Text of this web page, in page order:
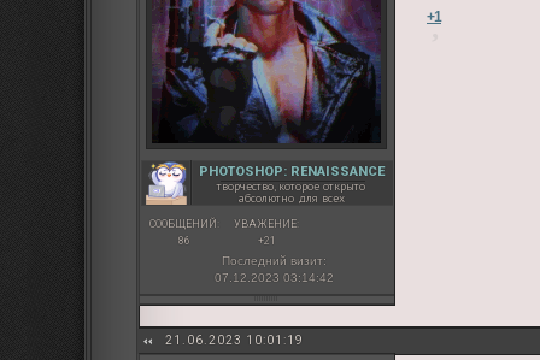
PHOTOSHOP: RENAISSANCE
творчество, которое открыто
абсолютно для всех
СООБЩЕНИЙ:
86
УВАЖЕНИЕ:
+21
Последний визит:
07.12.2023 03:14:42
+1
21.06.2023 10:01:19